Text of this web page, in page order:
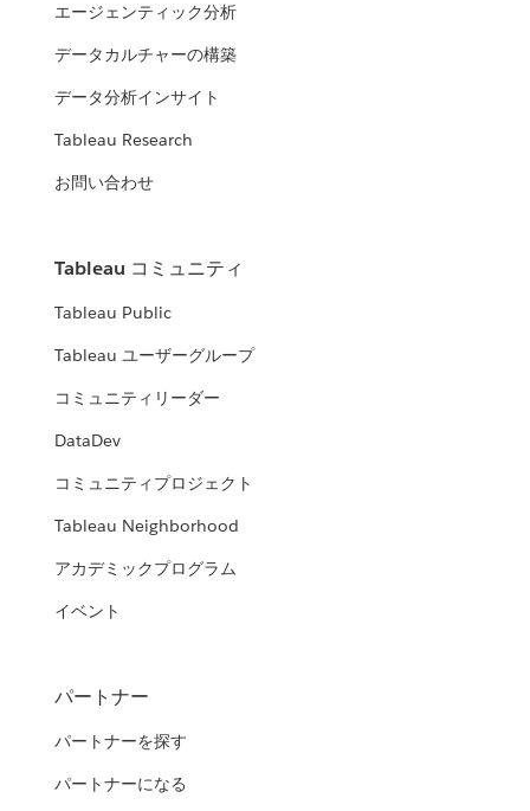
エージェンティック分析
データカルチャーの構築
データ分析インサイト
Tableau Research
お問い合わせ
Tableau コミュニティ
Tableau Public
Tableau ユーザーグループ
コミュニティリーダー
DataDev
コミュニティプロジェクト
Tableau Neighborhood
アカデミックプログラム
イベント
パートナー
パートナーを探す
パートナーになる